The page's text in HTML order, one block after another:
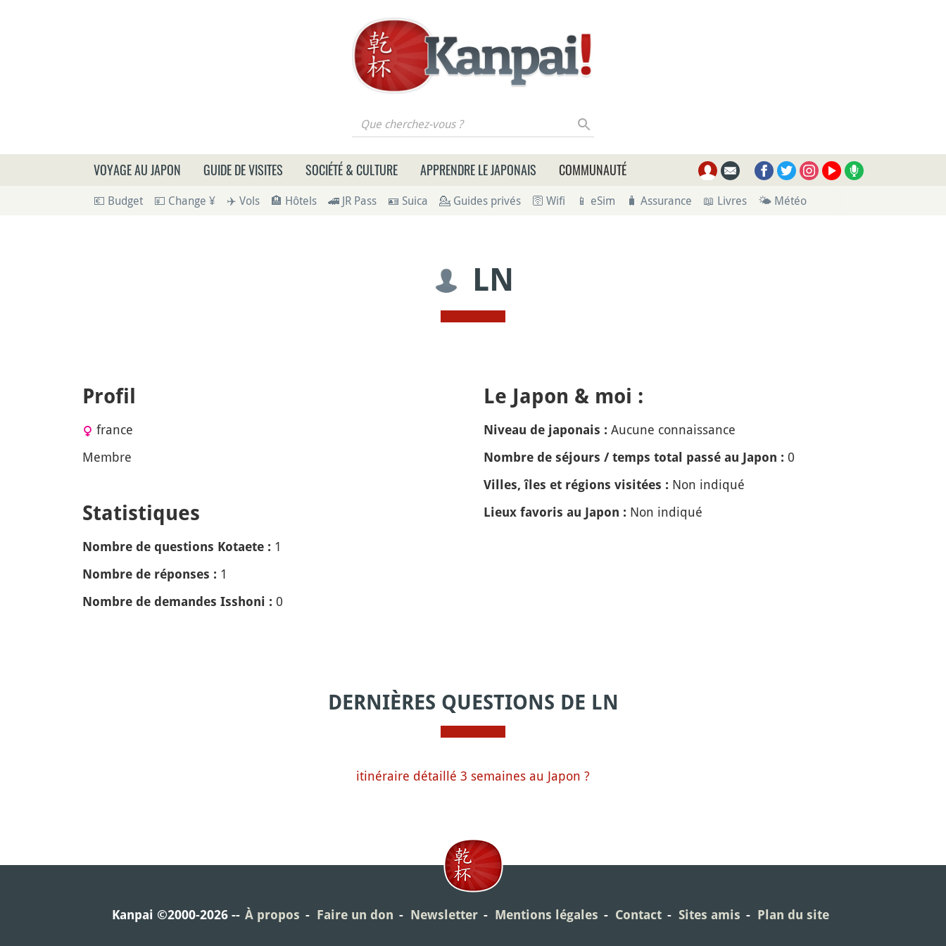
Que cherchez-vous ?
VOYAGE AU JAPON GUIDE DE VISITES SOCIÉTÉ & CULTURE APPRENDRE LE JAPONAIS COMMUNAUTÉ
💶 Budget 💴 Change ¥ ✈️ Vols 🏨 Hôtels 🚄 JR Pass 🪪 Suica 💁 Guides privés 🛜 Wifi 📱 eSim 🧳 Assurance 📖 Livres 🌤 Météo
LN
Profil
france
Membre
Statistiques
Nombre de questions Kotaete : 1
Nombre de réponses : 1
Nombre de demandes Isshoni : 0
Le Japon & moi :
Niveau de japonais : Aucune connaissance
Nombre de séjours / temps total passé au Japon : 0
Villes, îles et régions visitées : Non indiqué
Lieux favoris au Japon : Non indiqué
DERNIÈRES QUESTIONS DE LN
itinéraire détaillé 3 semaines au Japon ?
Kanpai ©2000-2026 À propos Faire un don Newsletter Mentions légales Contact Sites amis Plan du site